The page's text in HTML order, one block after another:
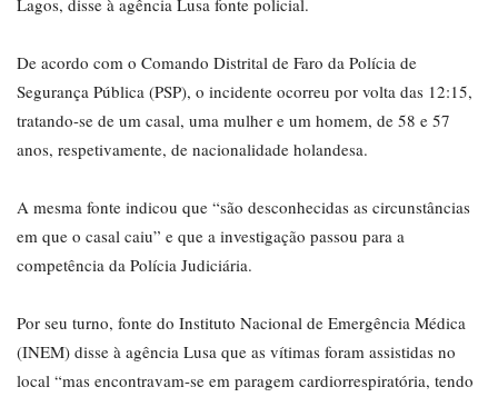
Lagos, disse à agência Lusa fonte policial.
De acordo com o Comando Distrital de Faro da Polícia de
Segurança Pública (PSP), o incidente ocorreu por volta das 12:15,
tratando-se de um casal, uma mulher e um homem, de 58 e 57
anos, respetivamente, de nacionalidade holandesa.
A mesma fonte indicou que “são desconhecidas as circunstâncias
em que o casal caiu” e que a investigação passou para a
competência da Polícia Judiciária.
Por seu turno, fonte do Instituto Nacional de Emergência Médica
(INEM) disse à agência Lusa que as vítimas foram assistidas no
local “mas encontravam-se em paragem cardiorrespiratória, tendo